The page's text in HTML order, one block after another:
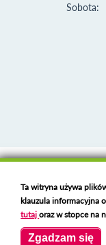
Sobota:
Deklaracja dostępności
Polski serwer RBL
Copyright 2023
Created byVOBACOM
Ta witryna używa
klauzula informacyjna
tutajoraz w stopce na
Zgadzam się